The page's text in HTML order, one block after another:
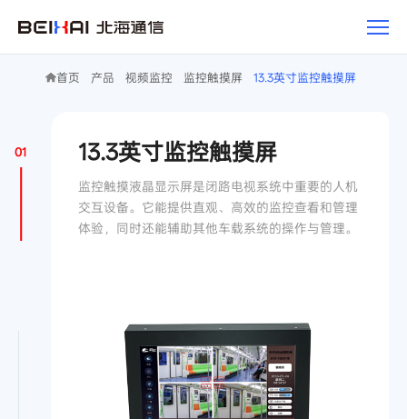
首页 产品 视频监控 监控触摸屏 13.3英寸监控触摸屏
13.3英寸监控触摸屏
01
监控触摸液晶显示屏是闭路电视系统中重要的人机
交互设备。它能提供直观、高效的监控查看和管理
体验，同时还能辅助其他车载系统的操作与管理。